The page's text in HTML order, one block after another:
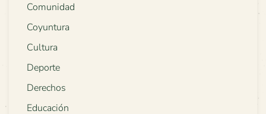
Comunidad
Coyuntura
Cultura
Deporte
Derechos
Educación